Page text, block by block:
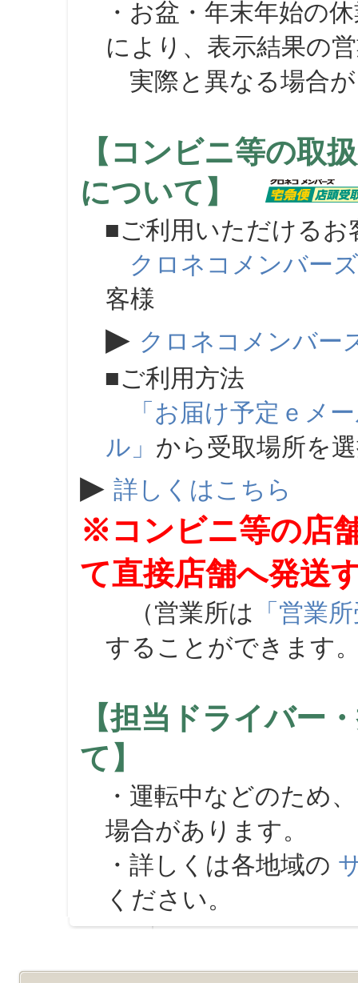
・お盆・年末年始の
により、表示結果の
実際と異なる場合が
【コンビニ等の取
について】
■ご利用いただけるお
クロネコメンバーズ
客様
▶ クロネコメンバー
■ご利用方法
「お届け予定ｅメ
ル」 から受取場所を
▶ 詳しくはこちら
※コンビニ等の店
て直接店舗へ発送
（営業所は 「営業
することができます
【担当ドライバー
て】
・運転中などのため
場合があります。
・詳しくは各地域の
ください。